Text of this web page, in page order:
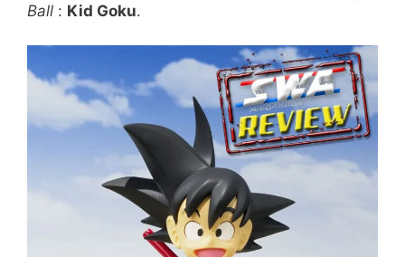
Ball : Kid Goku.